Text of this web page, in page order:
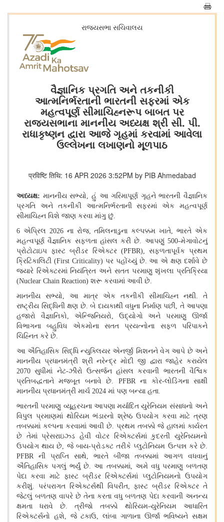
રાજ્યસભા સચિવાલય
વૈજ્ઞાનિક પ્રગતિ અને તકનીકી
આત્મનિર્ભરતાની ભારતની સફરમાં એક
મહત્વપૂર્ણ સીમાચિહ્નરૂપ બાબત પર
રાજ્યસભાના માનનીય અધ્યક્ષ શ્રી સી. પી.
રાધાકૃષ્ણન દ્વારા આજે ગૃહમાં કરવામાં આવેલા
ઉલ્લેખના લખાણનો મૂળપાઠ
प्रविष्टि तिथि: 16 APR 2026 3:52PM by PIB Ahmedabad
અધ્યક્ષ: માનનીય સભ્યો, હું આ ગરિમાપૂર્ણ ગૃહને ભારતની વૈજ્ઞાનિક
પ્રગતિ અને તકનીકી આત્મનિર્ભરતાની સફરમાં એક મહત્વપૂર્ણ
સીમાચિહ્ન વિશે જાણ કરવા માંગુ છું.
6 એપ્રિલ 2026 ના રોજ,તમિલનાડુના કલ્પક્કમ ખાતે,ભારતે એક
મહત્વપૂર્ણ વૈજ્ઞાનિક સફળતા હાંસલ કરી છે. આપણું 500-મેગાવોટનું
પ્રોટોટાઇપ ફાસ્ટ બ્રીડર રિએક્ટર (PFBR), સફળતાપૂર્વક પ્રથમ
ક્રિટિકાલિટી (First Criticality) પર પહોંચ્યું છે. આ એ ક્ષણ દર્શાવે છે
જ્યારે રિએક્ટરમાં નિયંત્રિત અને સતત પરમાણુ શૃંખલા પ્રતિક્રિયા
(Nuclear Chain Reaction) શરૂ કરવામાં આવી છે.
માનનીય સભ્યો, આ માત્ર એક તકનીકી સીમાચિહ્ન નથી. તે
રાષ્ટ્રીય સિદ્ધિની ક્ષણ છે. બે દાયકાથી વધુના નિર્માણ પછી, તે આપણા
હજારો વૈજ્ઞાનિકો, એન્જિનિયરો, ઉદ્યોગો અને પરમાણુ ઊર્જા
વિભાગના બહુવિધ એકમોના સતત પ્રયત્નોના સફળ પરિપાકને
ચિહ્નિત કરે છે.
આ ઐતિહાસિક સિદ્ધિ ન્યુક્લિયર એનર્જી મિશનને વેગ આપે છે અને
માનનીય પ્રધાનમંત્રી શ્રી નરેન્દ્ર મોદી જી દ્વારા જાહેર કરાયેલ
2070સુધીમાં નેટ-ઝીરો ઉત્સર્જન હાંસલ કરવાની ભારતની વૈશ્વિક
પ્રતિબદ્ધતાને મજબૂત બનાવે છે. PFBRના કોર-લોડિંગના સાક્ષી
માનનીય પ્રધાનમંત્રી માર્ચ 2024 માં પણ બન્યા હતા.
ભારતની પરમાણુ વ્યૂહરચના આપણા મર્યાદિત યુરેનિયમ સંસાધનો અને
વિપુલ પ્રમાણમાં થોરિયમ ભંડારનો શ્રેષ્ઠ ઉપયોગ કરવા માટે ત્રણ
તબક્કામાં કલ્પના કરવામાં આવી છે. પ્રથમ તબક્કો જે હાલમાં કાર્યરત
છે તેમાં પ્રેસરાઇઝ્ડ હેવી વોટર રિએક્ટર્સમાં કુદરતી યુરેનિયમનો
ઉપયોગ થાય છે, જે બાય-પ્રોડક્ટ તરીકે પ્લુટોનિયમ ઉત્પન્ન કરે છે.
PFBR ની પ્રાપ્તિ સાથે, ભારતે બીજા તબક્કામાં આગળ વધવાનું
ઐતિહાસિક પગલું ભર્યું છે. આ તબક્કામાં, અમે વધુ પરમાણુ બળતણ
પેદા કરવા માટે ફાસ્ટ બ્રીડર રિએક્ટર્સમાં પ્લુટોનિયમનો ઉપયોગ
કરીશું. પરંપરાગત રિએક્ટર્સથી વિપરીત,ફાસ્ટ બ્રીડર રિએક્ટર તે
જેટલું બળતણ વાપરે છે તેના કરતા વધુ બળતણ પેદા કરવાની અનન્ય
ક્ષમતા ધરાવે છે. ત્રીજો તબક્કો થોરિયમ-યુરેનિયમ આધારિત
રિએક્ટર્સનો હશે, જે ટકાઉ, લાંબા ગાળાના ઊર્જા ભવિષ્યને સક્ષમ